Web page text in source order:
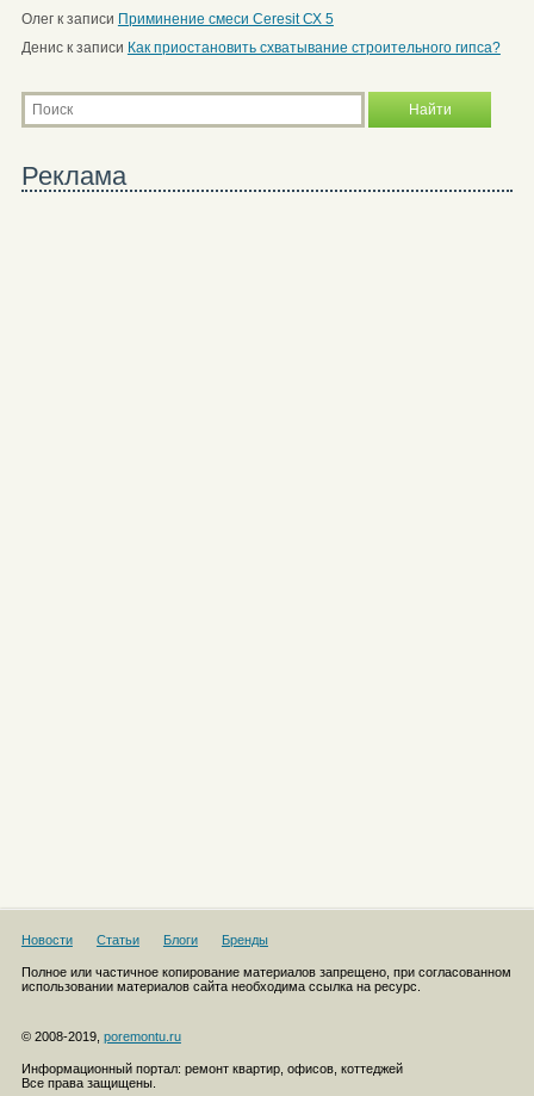
Олегк записи Приминение смеси Ceresit СХ 5
Дениск записи Как приостановить схватывание строительного гипса?
Реклама
Новости Статьи Блоги Бренды
Полное или частичное копирование материалов запрещено, при согласованном
использовании материалов сайта необходима ссылка на ресурс.
© 2008-2019, poremontu.ru
Информационный портал: ремонт квартир, офисов, коттеджей
Все права защищены.